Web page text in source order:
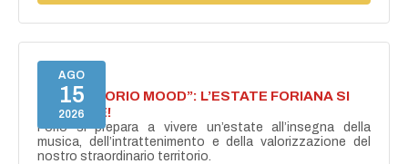
AGO
15
2026
NASCE “FORIO MOOD”: L’ESTATE FORIANA SI
ACCENDE!
Forio si prepara a vivere un’estate all’insegna della
musica, dell’intrattenimento e della valorizzazione del
nostro straordinario territorio.